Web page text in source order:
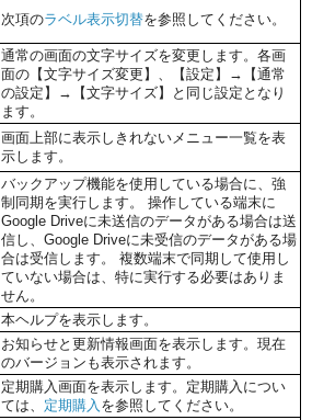
次項のラベル表示切替を参照してください。
通常の画面の文字サイズを変更します。各画
面の【文字サイズ変更】、【設定】→【通常
の設定】→【文字サイズ】と同じ設定となり
ます。
画面上部に表示しきれないメニュー一覧を表
示します。
バックアップ機能を使用している場合に、強
制同期を実行します。 操作している端末に
Google Driveに未送信のデータがある場合は送
信し、Google Driveに未受信のデータがある場
合は受信します。 複数端末で同期して使用し
ていない場合は、特に実行する必要はありま
せん。
本ヘルプを表示します。
お知らせと更新情報画面を表示します。現在
のバージョンも表示されます。
定期購入画面を表示します。定期購入につい
ては、 定期購入 を参照してください。